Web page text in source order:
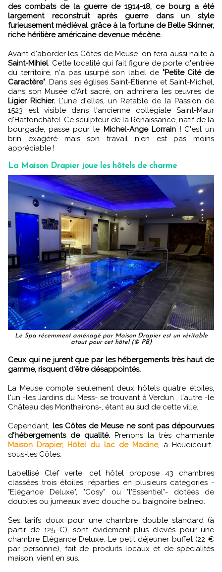
des combats de la guerre de 1914-18, ce bourg a été
largement reconstruit après guerre dans un style
furieusement médiéval grâce à la fortune de Belle Skinner,
riche héritière américaine devenue mécène.
Avant d'aborder les Côtes de Meuse, on fera aussi halte à
Saint-Mihiel. Cette localité qui fait figure de porte d'entrée
du territoire, n'a pas usurpé son label de "Petite Cité de
Caractère". Dans ses églises Saint-Étienne et Saint-Michel,
dans son Musée d'Art sacré, on admirera les œuvres de
Ligier Richier. L'une d'elles, un Retable de la Passion de
1523 est visible dans l'ancienne collégiale Saint-Maur
d'Hattonchâtel. Ce sculpteur de la Renaissance, natif de la
bourgade, passe pour le Michel-Ange Lorrain !C'est un
brin exagéré mais son travail n'en est pas moins
appréciable !
La Maison Drapier joue les hôtels de charme
Le Spa récemment aménagé par Maison Drapier est un véritable
atout pour cet hôtel (© PB)
Ceux qui ne jurent que par les hébergements très haut de
gamme, risquent d'être désappointés.
La Meuse compte seulement deux hôtels quatre étoiles,
l'un -les Jardins du Mess- se trouvant à Verdun , l'autre -le
Château des Monthairons-, étant au sud de cette ville.
Cependant, les Côtes de Meuse ne sont pas dépourvues
d'hébergements de qualité. Prenons la très charmante
Maison Drapier, Hôtel du lac de Madine, à Heudicourt-
sous-les Côtes.
Labellisé Clef verte, cet hôtel propose 43 chambres
classées trois étoiles, réparties en plusieurs catégories -
"Elégance Deluxe", "Cosy" ou "l'Essentiel"- dotées de
doubles ou jumeaux avec douche ou baignoire balnéo.
Ses tarifs doux pour une chambre double standard (à
partir de 125 €), sont évidement plus élevés pour une
chambre Elégance Deluxe. Le petit déjeuner buffet (22 €
par personne), fait de produits locaux et de spécialités
maison, vient en sus.